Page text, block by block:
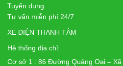
Tuyển dụng
Tư vấn miễn phí 24/7
XE ĐIỆN THANH TÂM
Hệ thống địa chỉ:
Cơ sở 1 : 86 Đường Quảng Oai –